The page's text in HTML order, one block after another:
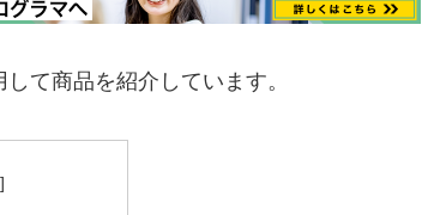
て商品を紹介しています。